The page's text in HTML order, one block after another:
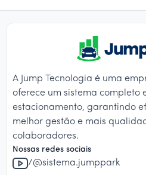
A Jump Tecnologia é uma
oferece um sistema completo
estacionamento, garantindo
melhor gestão e mais
colaboradores.
Nossas redes sociais
/@sistema.jumppark